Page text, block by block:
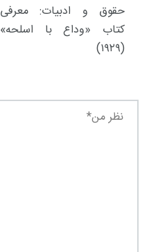
حقوق و ادبیات: معرفی
کتاب «وداع با اسلحه»
(۱۹۲۹)